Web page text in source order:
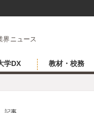
界ニュース
学DX 教材・校務